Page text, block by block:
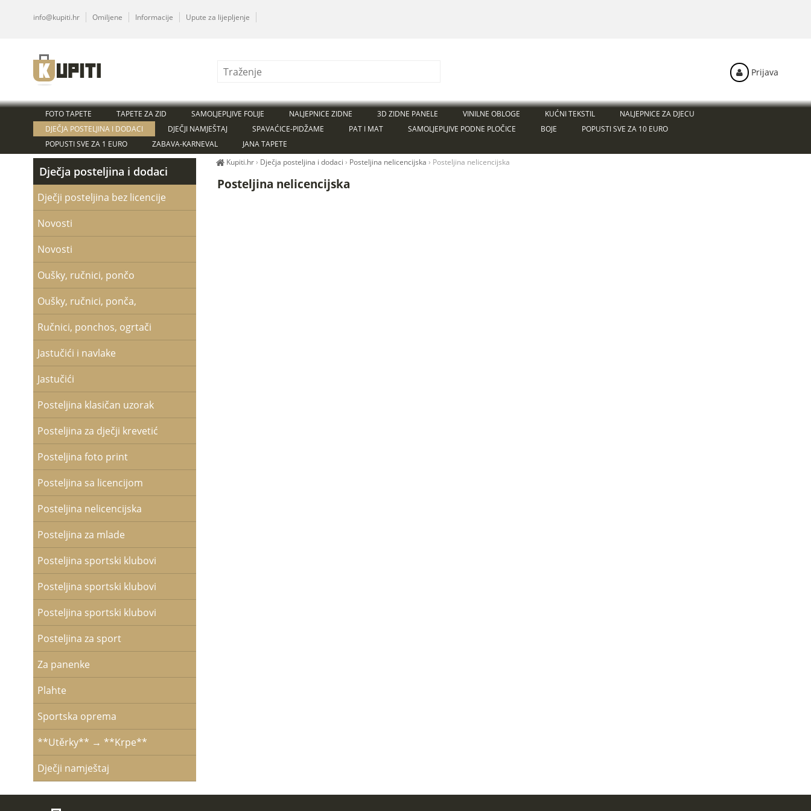
Posteljina nelicencijska
Dječja posteljina i dodaci
Dječji posteljina bez licencije
Novosti
Novosti
Oušky, ručnici, pončo
Oušky, ručnici, ponča,
Ručnici, ponchos, ogrtači
Jastučići i navlake
Jastučići
Posteljina klasičan uzorak
Posteljina za dječji krevetić
Posteljina foto print
Posteljina sa licencijom
Posteljina nelicencijska
Posteljina za mlade
Posteljina sportski klubovi
Posteljina sportski klubovi
Posteljina sportski klubovi
Posteljina za sport
Za panenke
Plahte
Sportska oprema
**Utěrky** → **Krpe**
Dječji namještaj
FOTO TAPETE TAPETE ZA ZID SAMOLJEPLJIVE FOLIJE NALJEPNICE ZIDNE 3D ZIDNE PANELE VINILNE OBLOGE KUĆNI TEKSTIL
NALJEPNICE ZA DJECU
DJEČJA POSTELJINA I DODACI
DJEČJI NAMJEŠTAJ SPAVAĆICE-PIDŽAME PAT I MAT SAMOLJEPLJIVE PODNE PLOČICE BOJE
POPUSTI SVE ZA 10 EURO
POPUSTI SVE ZA 1 EURO
ZABAVA-KARNEVAL JANA TAPETE
Kupiti.hr› Dječja posteljina i dodaci › Posteljina nelicencijska › Posteljina nelicencijska
info@kupiti.hr Omiljene Informacije Upute za lijepljenje
Prijava